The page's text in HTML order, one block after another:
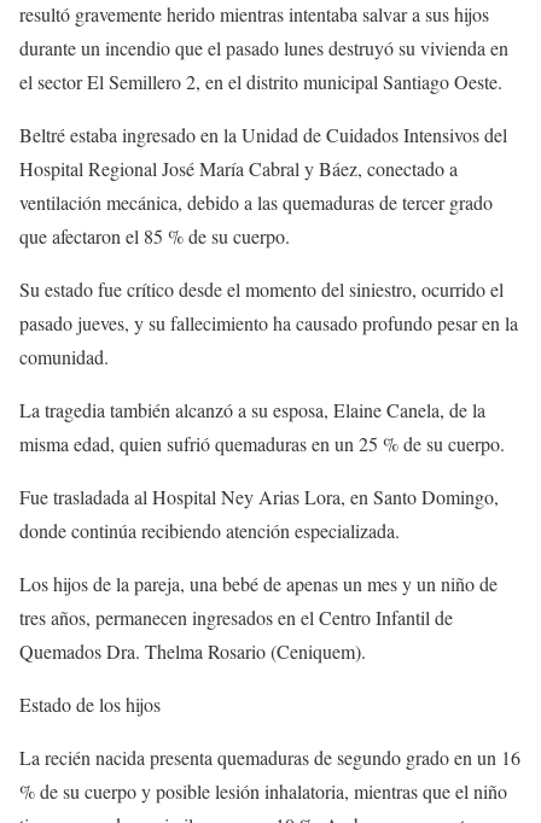
resultó gravemente herido mientras intentaba salvar a sus hijos
durante un incendio que el pasado lunes destruyó su vivienda en
el sector El Semillero 2, en el distrito municipal Santiago Oeste.
Beltré estaba ingresado en la Unidad de Cuidados Intensivos del
Hospital Regional José María Cabral y Báez, conectado a
ventilación mecánica, debido a las quemaduras de tercer grado
que afectaron el 85 % de su cuerpo.
Su estado fue crítico desde el momento del siniestro, ocurrido el
pasado jueves, y su fallecimiento ha causado profundo pesar en la
comunidad.
La tragedia también alcanzó a su esposa, Elaine Canela, de la
misma edad, quien sufrió quemaduras en un 25 % de su cuerpo.
Fue trasladada al Hospital Ney Arias Lora, en Santo Domingo,
donde continúa recibiendo atención especializada.
Los hijos de la pareja, una bebé de apenas un mes y un niño de
tres años, permanecen ingresados en el Centro Infantil de
Quemados Dra. Thelma Rosario (Ceniquem).
Estado de los hijos
La recién nacida presenta quemaduras de segundo grado en un 16
% de su cuerpo y posible lesión inhalatoria, mientras que el niño